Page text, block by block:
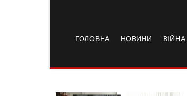
ГОЛОВНА НОВИНИ ВІЙНА